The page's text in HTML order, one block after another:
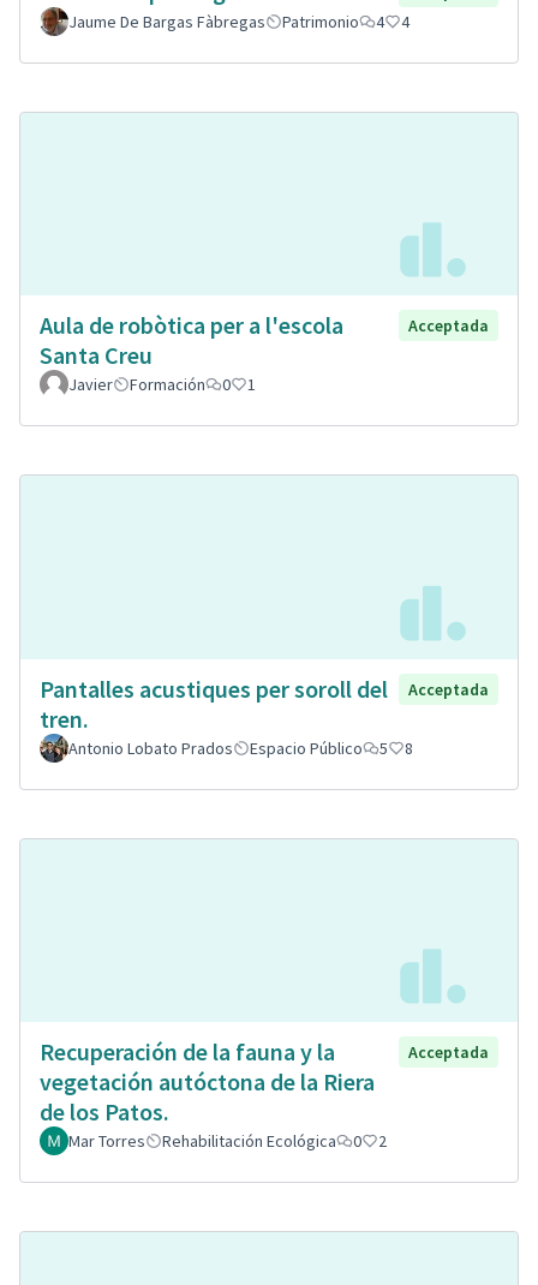
Jaume De Bargas Fàbregas
Patrimonio 4 4
Aula de robòtica per a l'escola
Santa Creu
Acceptada
Javier Formación 0 1
Pantalles acustiques per soroll del
tren.
Acceptada
Antonio Lobato Prados Espacio Público 5 8
Recuperación de la fauna y la
vegetación autóctona de la Riera
de los Patos.
Acceptada
Mar Torres Rehabilitación Ecológica 0 2